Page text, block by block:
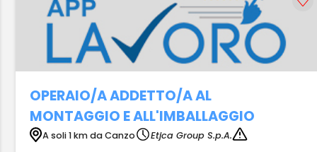
OPERAIO/A ADDETTO/A AL
MONTAGGIO E ALL'IMBALLAGGIO
A soli 1 km da Canzo
Etjca Group S.p.A.